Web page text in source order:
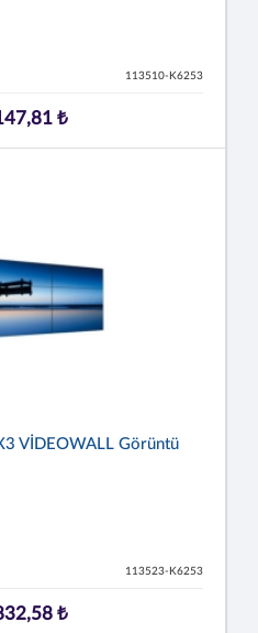
113510-K6253
₺
VİDEOWALL Görüntü
113523-K6253
₺